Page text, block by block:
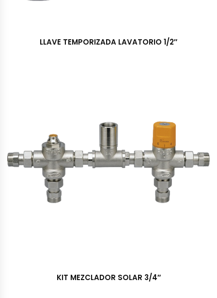
LLAVE TEMPORIZADA LAVATORIO 1/2″
KIT MEZCLADOR SOLAR 3/4″